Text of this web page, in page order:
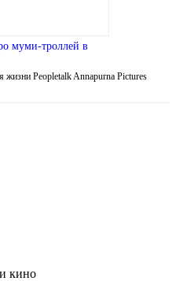
муми-троллей в
жизни Peopletalk Annapurna Pictures
кино